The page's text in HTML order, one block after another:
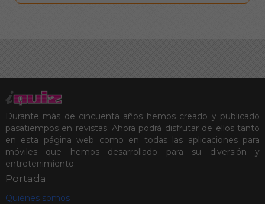
Durante más de cincuenta años hemos creado y publicado
pasatiempos en revistas. Ahora podrá disfrutar de ellos tanto
en esta página web como en todas las aplicaciones para
móviles que hemos desarrollado para su diversión y
entretenimiento.
Portada
Quiénes somos